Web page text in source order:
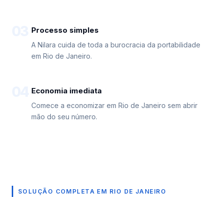
Processo simples
A Nilara cuida de toda a burocracia da portabilidade
em Rio de Janeiro.
Economia imediata
Comece a economizar em Rio de Janeiro sem abrir
mão do seu número.
SOLUÇÃO COMPLETA EM RIO DE JANEIRO